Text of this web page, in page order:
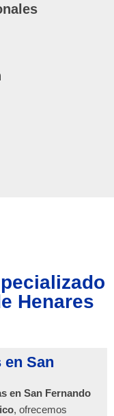
Henares
en San
en San Fernando
, ofrecemos